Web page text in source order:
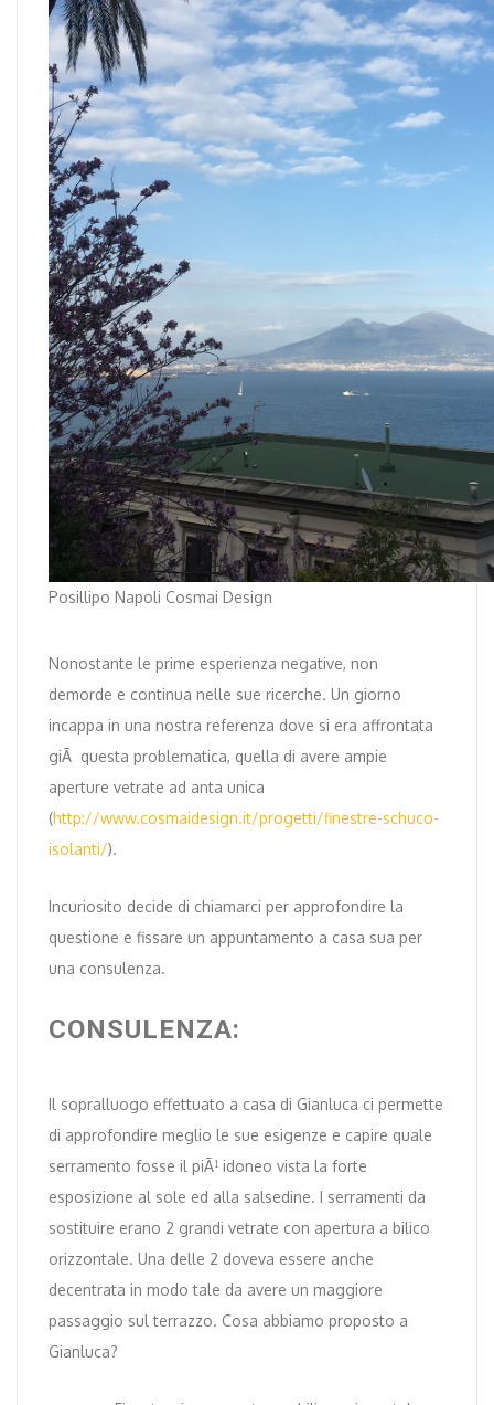
Posillipo Napoli Cosmai Design
Nonostante le prime esperienza negative, non
demorde e continua nelle sue ricerche. Un giorno
incappa in una nostra referenza dove si era affrontata
giÃ questa problematica, quella di avere ampie
aperture vetrate ad anta unica
(http://www.cosmaidesign.it/progetti/finestre-schuco-
isolanti/).
Incuriosito decide di chiamarci per approfondire la
questione e fissare un appuntamento a casa sua per
una consulenza.
CONSULENZA:
Il sopralluogo effettuato a casa di Gianluca ci permette
di approfondire meglio le sue esigenze e capire quale
serramento fosse il piÃ¹ idoneo vista la forte
esposizione al sole ed alla salsedine. I serramenti da
sostituire erano 2 grandi vetrate con apertura a bilico
orizzontale. Una delle 2 doveva essere anche
decentrata in modo tale da avere un maggiore
passaggio sul terrazzo. Cosa abbiamo proposto a
Gianluca?